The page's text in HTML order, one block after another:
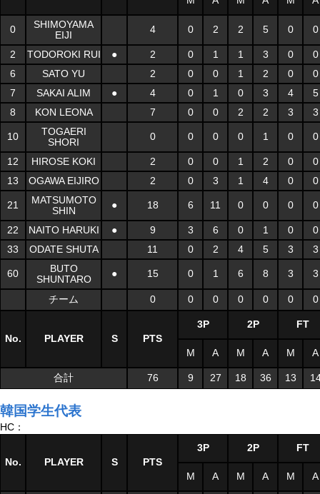
0
SHIMOYAMA
EIJI
4 0 2 2 5 0 0
2 TODOROKI RUI ● 2 0 1 1 3 0
0
6
SATO YU 2 0 0 1 2 0
0
7
SAKAI ALIM ● 4 0 1 0 3 4
5
8
KON LEONA 7 0 0 2 2 3 3
10
TOGAERI
SHORI
0 0 0 0 1 0 0
12 HIROSE KOKI 2 0 0 1 2 0
0
13
OGAWA EIJIRO 2 0 3 1 4 0 0
21
MATSUMOTO
SHIN
● 18 6 11 0 0 0 0
22 NAITO HARUKI ● 9 3 6 0 1 0
0
33
ODATE SHUTA 11 0 2 4 5 3 3
60
BUTO
SHUNTARO
● 15 0 1 6 8 3 3
チーム 0 0 0 0 0 0 0
No. PLAYER S PTS
3P 2P FT
M A M A M A
合計 76 9 27 18 36 13
韓国学生代表
HC：
No. PLAYER S PTS
3P 2P FT
M A M A M A